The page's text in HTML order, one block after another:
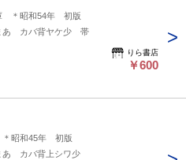
＊昭和54年 初版
あ カバ背ヤケ少 帯
りら書店
￥600
昭和45年 初版
カバ背上シワ少